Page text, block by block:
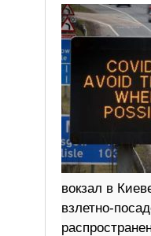
вокзал в
взлетно-